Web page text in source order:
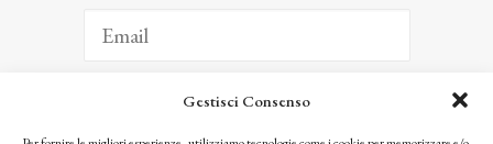
Gestisci Consenso
ISCRIVITI